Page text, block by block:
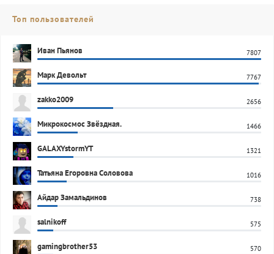
Топ пользователей
Иван Пьянов 7807
Марк Девольт 7767
zakko2009 2656
Микрокосмос Звёздная. 1466
GALAXYstormYT 1321
Татьяна Егоровна Соловова 1016
Айдар Замальдинов 738
salnikoff 575
gamingbrother53 570